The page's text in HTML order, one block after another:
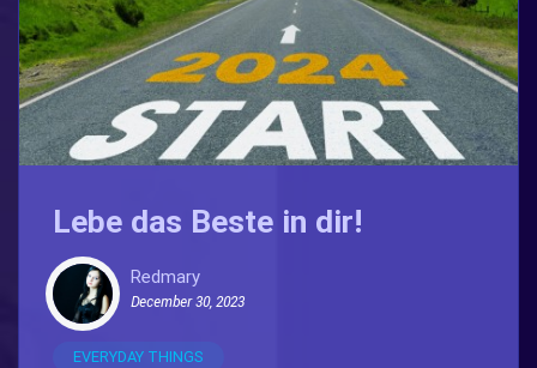
Lebe das Beste in dir!
Redmary
December 30, 2023
EVERYDAY THINGS